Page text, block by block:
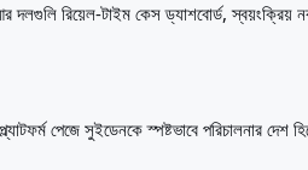
দলগুলি রিয়েল-টাইম কেস ড্যাশবোর্ড,
পেজে সুইডেনকে স্পষ্টভাবে পরিচালনার দেশ